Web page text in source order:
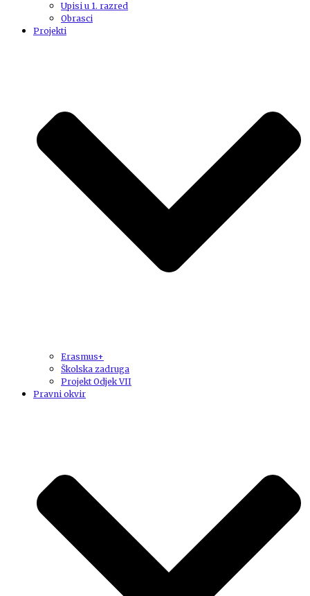
Upisi u 1. razred
Obrasci
Projekti
Erasmus+
Školska zadruga
Projekt Odjek VII
Pravni okvir